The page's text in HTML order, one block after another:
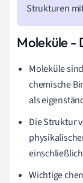
Strukturen
Moleküle -
Moleküle
chemische
als
Die Struktur
Wichtige